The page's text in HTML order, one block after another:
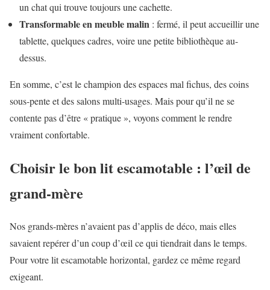
un chat qui trouve toujours une cachette.
Transformable en meuble malin : fermé, il peut accueillir une
tablette, quelques cadres, voire une petite bibliothèque au-
dessus.
En somme, c’est le champion des espaces mal fichus, des coins
sous-pente et des salons multi-usages. Mais pour qu’il ne se
contente pas d’être « pratique », voyons comment le rendre
vraiment confortable.
Choisir le bon lit escamotable : l’œil de
grand-mère
Nos grands-mères n’avaient pas d’applis de déco, mais elles
savaient repérer d’un coup d’œil ce qui tiendrait dans le temps.
Pour votre lit escamotable horizontal, gardez ce même regard
exigeant.